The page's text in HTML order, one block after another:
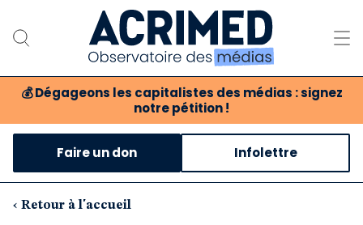
💰 Dégageons les capitalistes des médias : signez
notre pétition !
Notre association
Notre critique des médias
Nos propositions
Faire un don Infolettre
‹ Retour à l'accueil